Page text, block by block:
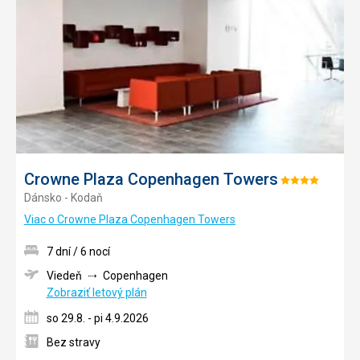
Crowne Plaza Copenhagen Towers Hodnotenie:
Dánsko - Kodaň
Viac o Crowne Plaza Copenhagen Towers
7 dní / 6 nocí
Viedeň
Copenhagen
Zobraziť letový plán
so 29.8. - pi 4.9.2026
Bez stravy